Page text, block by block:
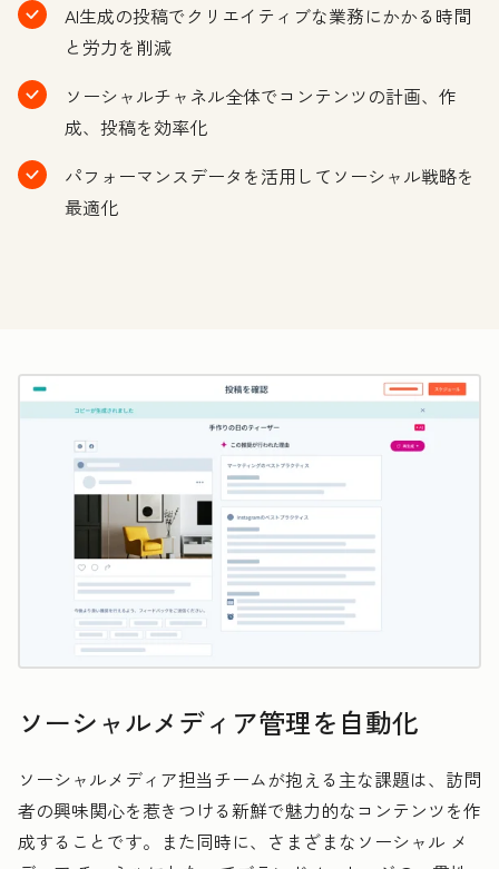
AI生成の投稿でクリエイティブな業務にかかる時間
と労力を削減
ソーシャルチャネル全体でコンテンツの計画、作
成、投稿を効率化
パフォーマンスデータを活用してソーシャル戦略を
最適化
ソーシャルメディア管理を自動化
ソーシャルメディア担当チームが抱える主な課題は、訪問
者の興味関心を惹きつける新鮮で魅力的なコンテンツを作
成することです。また同時に、さまざまなソーシャル メ